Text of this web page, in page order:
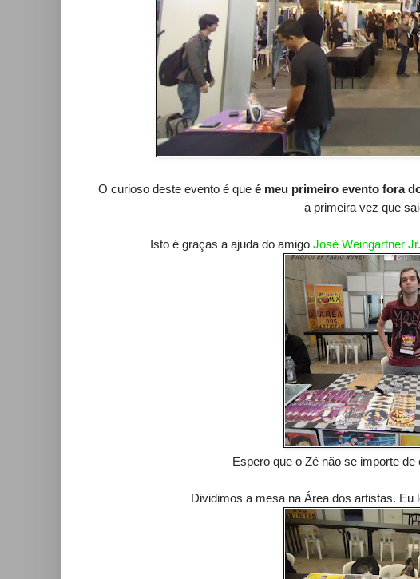
O curioso deste evento é que é meu primeiro evento fora
a primeira vez que
Isto é graças a ajuda do amigo José Weingartner Jr.
Espero que o Zé não se importe
Dividimos a mesa na Área dos artistas. Eu